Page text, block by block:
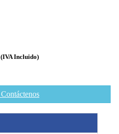
(IVA Incluido)
Contáctenos